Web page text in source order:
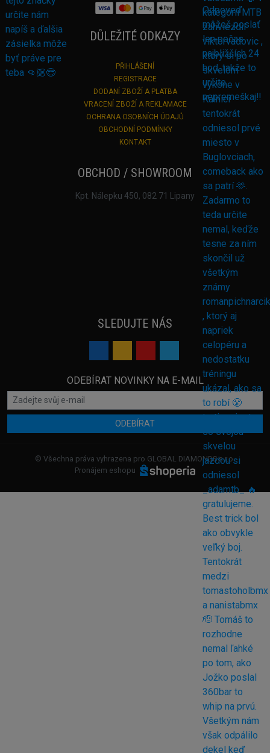
DŮLEŽITÉ ODKAZY
PŘIHLÁŠENÍ
REGISTRACE
DODANÍ ZBOŽÍ A PLATBA
VRACENÍ ZBOŽÍ A REKLAMACE
OCHRANA OSOBNÍCH ÚDAJŮ
OBCHODNÍ PODMÍNKY
KONTAKT
OBCHOD / SHOWROOM
Kpt. Nálepku 450, 082 71 Lipany
SLEDUJTE NÁS
ODEBÍRAT NOVINKY NA E-MAIL
ODEBÍRAT
© Všechna práva vyhrazena pro GLOBAL DIAMONDS s.r.o.
Pronájem eshopu